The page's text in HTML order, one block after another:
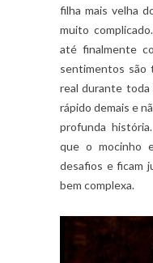
filha mais velha
muito
até finalmente
sentimentos são
real durante toda
rápido demais e
profunda
que o mocinho
desafios e ficam
bem complexa.